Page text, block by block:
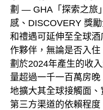
劃 — GHA「探索之旅
感、DISCOVERY 獎
和禮遇可延伸至全球
作夥伴，無論是否入
劃於2024年產生的收
量超過一千一百萬房
地擴大其全球接觸面
第三方渠道的依賴程